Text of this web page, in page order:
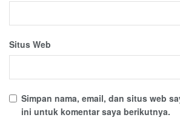
Situs Web
Simpan nama, email, dan situs web
ini untuk komentar saya berikutnya.